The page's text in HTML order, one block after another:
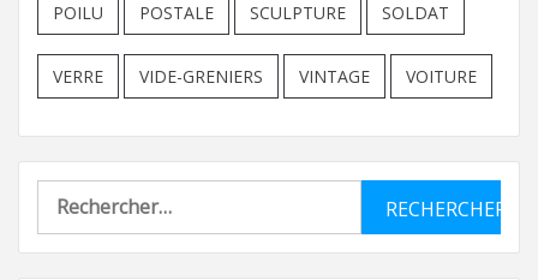
POILU POSTALE SCULPTURE SOLDAT
VERRE VIDE-GRENIERS VINTAGE VOITURE
Rechercher :